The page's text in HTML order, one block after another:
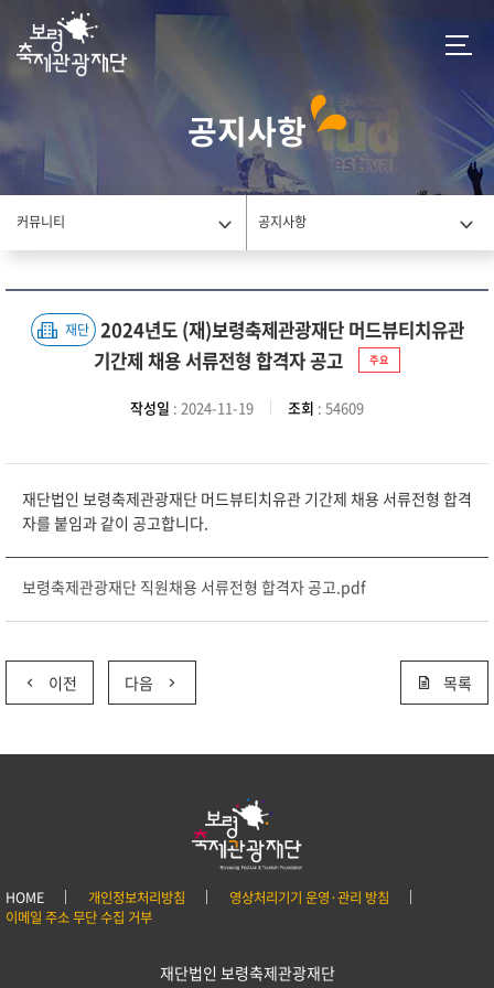
공지사항
커뮤니티 공지사항
재단 2024년도 (재)보령축제관광재단 머드뷰티치유관
기간제 채용 서류전형 합격자 공고
주요
작성일 : 2024-11-19 조회 : 54609
재단법인 보령축제관광재단 머드뷰티치유관 기간제 채용 서류전형 합격
자를 붙임과 같이 공고합니다.
보령축제관광재단 직원채용 서류전형 합격자 공고.pdf
이전 다음 목록
HOME 개인정보처리방침
영상처리기기 운영·관리 방침
이메일 주소 무단 수집 거부
재단법인 보령축제관광재단